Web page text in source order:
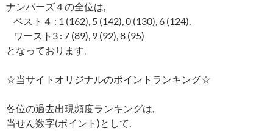
ナンバーズ４の全位は,
ベスト４ : 1 (162), 5 (142), 0 (130), 6 (124),
ワースト3 : 7 (89), 9 (92), 8 (95)
となっております。
☆当サイトオリジナルのポイントランキング☆
各位の過去出現頻度ランキングは,
当せん数字(ポイント)として,